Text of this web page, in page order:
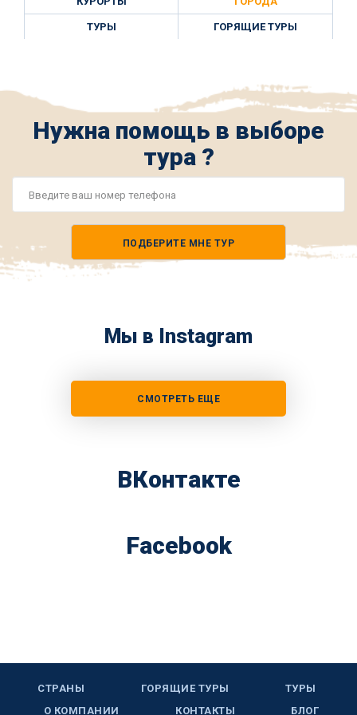
ТУРЫ ГОРЯЩИЕ ТУРЫ
Нужна помощь в выборе
тура ?
ПОДБЕРИТЕ МНЕ ТУР
Мы в Instagram
СМОТРЕТЬ ЕЩЕ
ВКонтакте
Facebook
СТРАНЫ ГОРЯЩИЕ ТУРЫ
ТУРЫ
О КОМПАНИИ
КОНТАКТЫ БЛОГ